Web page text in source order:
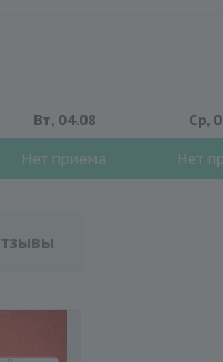
Вт, 04.08
Нет приема
Ср,
Нет